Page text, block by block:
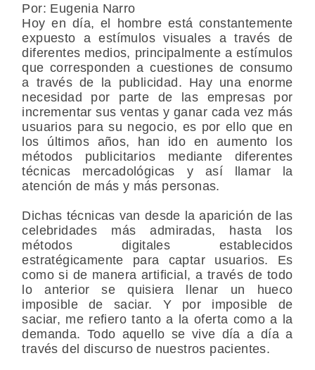
Por: Eugenia Narro
Hoy en día, el hombre está constantemente
expuesto a estímulos visuales a través de
diferentes medios, principalmente a estímulos
que corresponden a cuestiones de consumo
a través de la publicidad. Hay una enorme
necesidad por parte de las empresas por
incrementar sus ventas y ganar cada vez más
usuarios para su negocio, es por ello que en
los últimos años, han ido en aumento los
métodos publicitarios mediante diferentes
técnicas mercadológicas y así llamar la
atención de más y más personas.
Dichas técnicas van desde la aparición de las
celebridades más admiradas, hasta los
métodos digitales establecidos
estratégicamente para captar usuarios. Es
como si de manera artificial, a través de todo
lo anterior se quisiera llenar un hueco
imposible de saciar. Y por imposible de
saciar, me refiero tanto a la oferta como a la
demanda. Todo aquello se vive día a día a
través del discurso de nuestros pacientes.